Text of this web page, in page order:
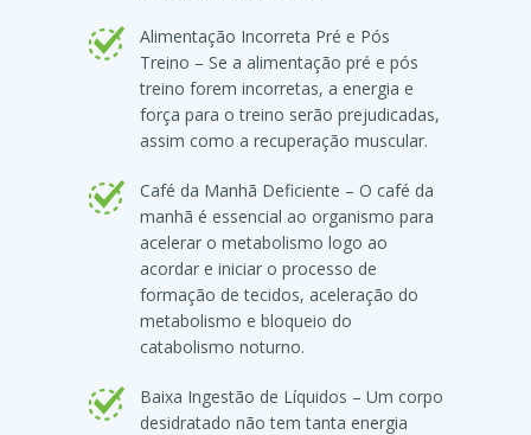
Alimentação Incorreta Pré e Pós
Treino – Se a alimentação pré e pós
treino forem incorretas, a energia e
força para o treino serão prejudicadas,
assim como a recuperação muscular.
Café da Manhã Deficiente – O café da
manhã é essencial ao organismo para
acelerar o metabolismo logo ao
acordar e iniciar o processo de
formação de tecidos, aceleração do
metabolismo e bloqueio do
catabolismo noturno.
Baixa Ingestão de Líquidos – Um corpo
desidratado não tem tanta energia